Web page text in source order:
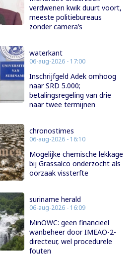
verdwenen kwik duurt voort,
meeste politiebureaus
zonder camera’s
waterkant
06-aug-2026 - 17:00
Inschrijfgeld Adek omhoog
naar SRD 5.000;
betalingsregeling van drie
naar twee termijnen
chronostimes
06-aug-2026 - 16:10
Mogelijke chemische lekkage
bij Grassalco onderzocht als
oorzaak vissterfte
suriname herald
06-aug-2026 - 16:09
MinOWC: geen financieel
wanbeheer door IMEAO-2-
directeur, wel procedurele
fouten